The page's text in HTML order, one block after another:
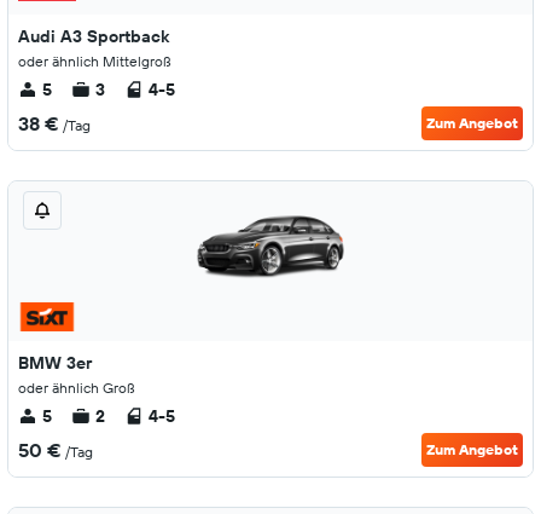
Audi A3 Sportback
oder ähnlich Mittelgroß
5 3 4-5
38 € /Tag Zum Angebot
BMW 3er
oder ähnlich Groß
5 2 4-5
50 € /Tag Zum Angebot